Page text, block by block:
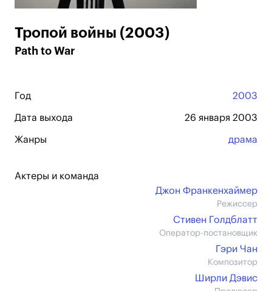
Тропой войны (2003)
Path to War
Год 2003
Дата выхода 26 января 2003
Жанры драма
Актеры и команда
Джон Франкенхаймер
Режиссер
Стивен Голдблатт
Оператор-постановщик
Гэри Чан
Композитор
Ширли Дэвис